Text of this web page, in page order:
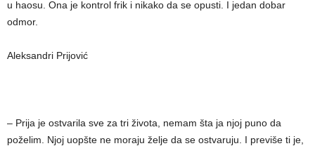
u haosu. Ona je kontrol frik i nikako da se opusti. I jedan dobar
odmor.
Aleksandri Prijović
– Prija je ostvarila sve za tri života, nemam šta ja njoj puno da
poželim. Njoj uopšte ne moraju želje da se ostvaruju. I previše ti je,